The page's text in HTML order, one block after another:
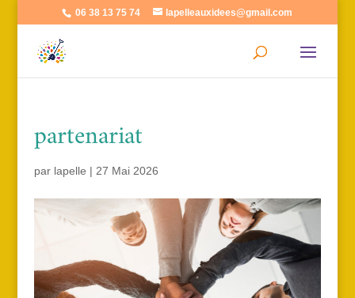
06 38 13 75 74 lapelleauxidees@gmail.com
partenariat
par lapelle | 27 Mai 2026